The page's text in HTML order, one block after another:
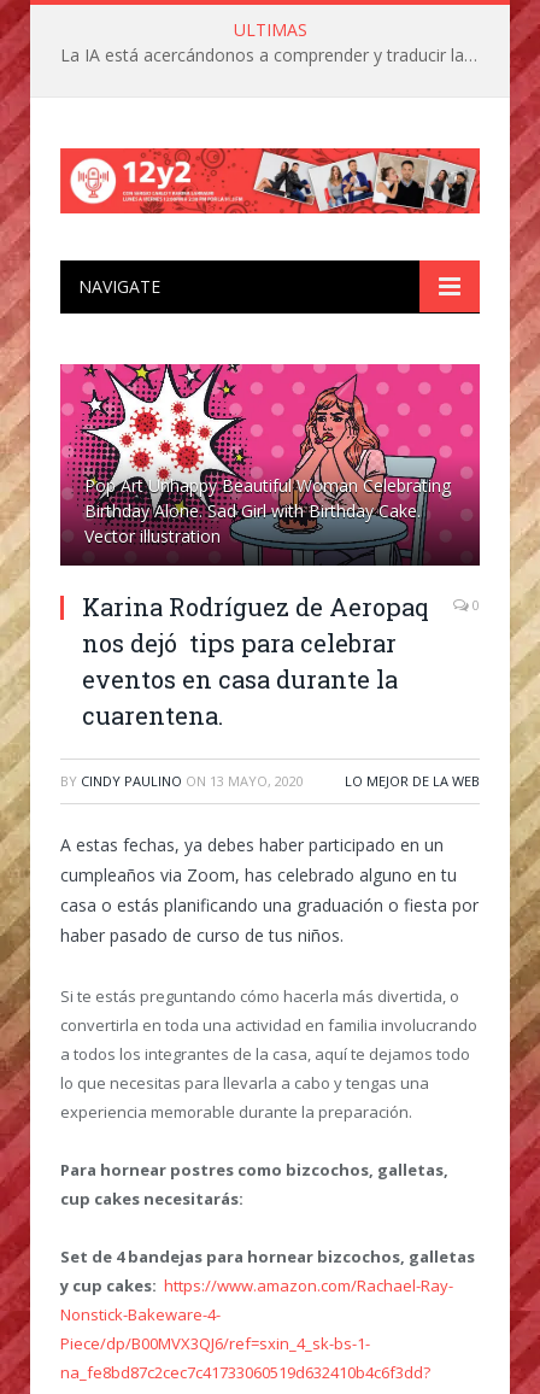
ULTIMAS
La IA está acercándonos a comprender y traducir las vocalizaciones y comportamientos de nuestras mascotas
NAVIGATE
Pop Art Unhappy Beautiful Woman Celebrating
Birthday Alone. Sad Girl with Birthday Cake.
Vector illustration
Karina Rodríguez de Aeropaq
nos dejó tips para celebrar
eventos en casa durante la
cuarentena.
0
BY CINDY PAULINO ON 13 MAYO, 2020 LO MEJOR DE LA WEB
A estas fechas, ya debes haber participado en un
cumpleaños via Zoom, has celebrado alguno en tu
casa o estás planificando una graduación o fiesta por
haber pasado de curso de tus niños.
Si te estás preguntando cómo hacerla más divertida, o
convertirla en toda una actividad en familia involucrando
a todos los integrantes de la casa, aquí te dejamos todo
lo que necesitas para llevarla a cabo y tengas una
experiencia memorable durante la preparación.
Para hornear postres como bizcochos, galletas,
cup cakes necesitarás:
Set de 4 bandejas para hornear bizcochos, galletas
y cup cakes: https://www.amazon.com/Rachael-Ray-
Nonstick-Bakeware-4-
Piece/dp/B00MVX3QJ6/ref=sxin_4_sk-bs-1-
na_fe8bd87c2cec7c41733060519d632410b4c6f3dd?